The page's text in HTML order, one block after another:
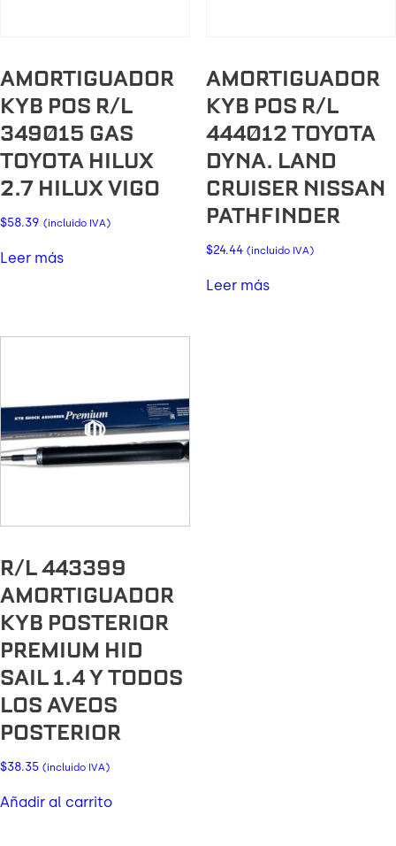
AMORTIGUADOR
KYB POS R/L
349015 GAS
TOYOTA HILUX
2.7 HILUX VIGO
$58.39 (incluido IVA)
Leer más
AMORTIGUADOR
KYB POS R/L
444012 TOYOTA
DYNA. LAND
CRUISER NISSAN
PATHFINDER
$24.44 (incluido IVA)
Leer más
R/L 443399
AMORTIGUADOR
KYB POSTERIOR
PREMIUM HID
SAIL 1.4 Y TODOS
LOS AVEOS
POSTERIOR
$38.35 (incluido IVA)
Añadir al carrito